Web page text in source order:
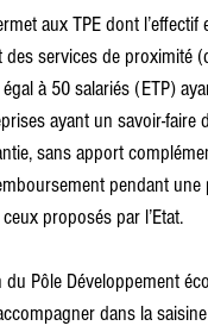
aux TPE dont
des services de proximité
à 50 salariés (ETP)
ayant un savoir-
sans apport
pendant
proposés par l’Etat.
du Pôle Développement
dans la